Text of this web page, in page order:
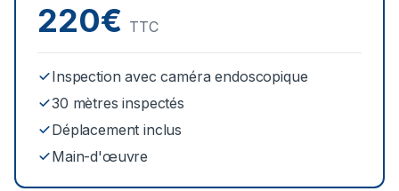
220€ TTC
Inspection avec caméra endoscopique
30 mètres inspectés
Déplacement inclus
Main-d'œuvre